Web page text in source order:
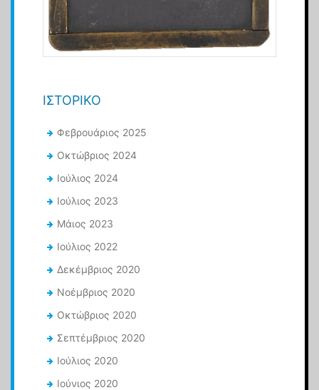
ΙΣΤΟΡΙΚΌ
Φεβρουάριος 2025
Οκτώβριος 2024
Ιούλιος 2024
Ιούλιος 2023
Μάιος 2023
Ιούλιος 2022
Δεκέμβριος 2020
Νοέμβριος 2020
Οκτώβριος 2020
Σεπτέμβριος 2020
Ιούλιος 2020
Ιούνιος 2020